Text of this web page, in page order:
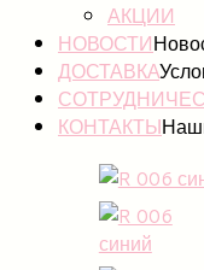
АКЦИИ
НОВОСТИ
ДОСТАВКА
КОНТАКТЫ